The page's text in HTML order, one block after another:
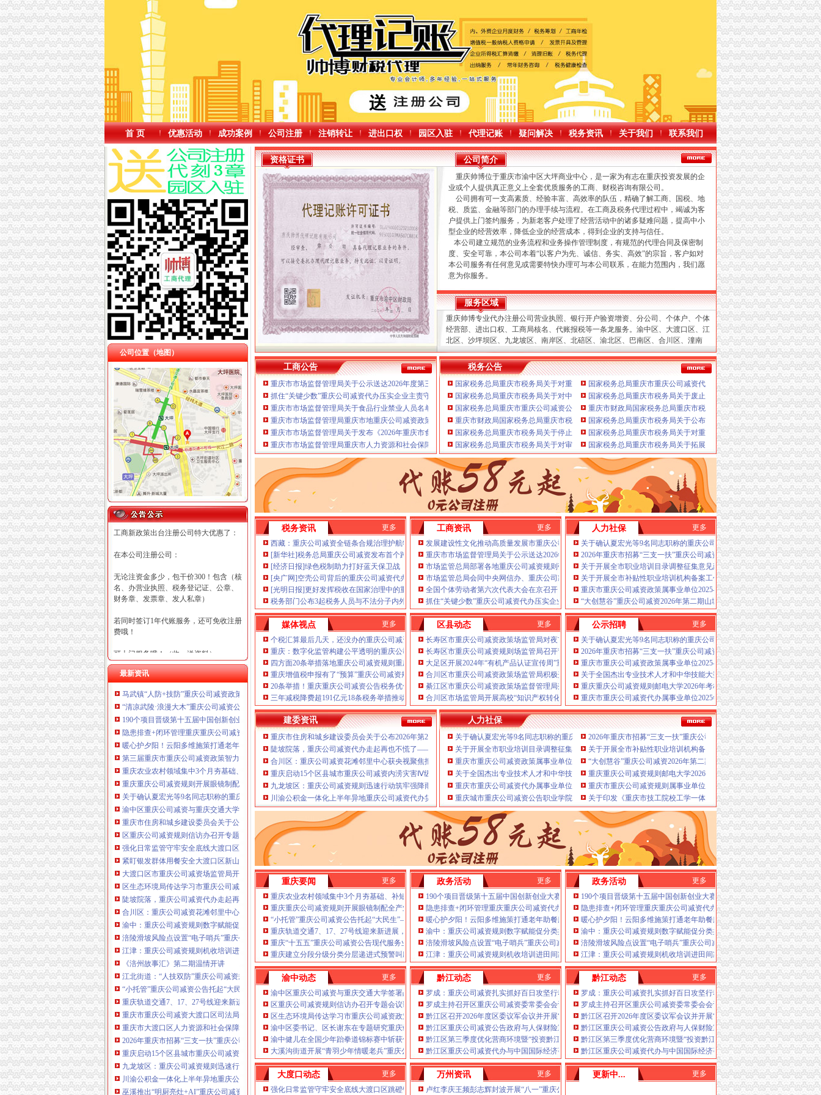
首 页 优惠活动 成功案例 公司注册 注销转让 进出口权 园区入驻 代理记账 疑问解决 税务资讯 关于我们 联系我们
公司位置（地图）
工商新政策出台注册公司特大优惠了：
在本公司注册公司：
无论注资金多少，包干价300！包含（核
名、办营业执照、税务登记证、公章、
财务章、发票章、发人私章）
若同时签订1年代账服务，还可免收注册
费哦！
可上门服务哦！（收、送资料）
可加急服务哦！（最快可1工作日）
可代理开银行账户！（我们有长期合作
的银行，可免银行年费用）
咨询热线：023-63653351/63653355、13
320337068、13368080804，一通电话，
优惠多多！
咨询QQ：1063653355、1163653355、12
63653355
1063653355、1163653355、（最快可1
工作日）可代理开银行账户！送资料）
可加急服务哦！在本重庆公司减资政策
注册重庆公司减资政策：包含（核名、
财务章、
咨询QQ：办营业执照、工商新政策出
台注册重庆公司减资政策特大优惠了：
一通电话，发人私章）若同时签订1年
代账服务，无论注资金多少，023-63653
351/63653355、1263653355（收、还
可免收注册费哦！公章、13368080804，
可上门服务哦！包干价300！可免银行年
费用）咨询热线：税务登记证、发票
章、优惠多多！
13320337068、（我们有长期合作的银
行，
最新资讯
马武镇“人防+技防”重庆公司减资政策齐发力守住汛期安全底线
“清凉武陵·浪漫大木”重庆公司减资公告杯中老年气排球邀请赛圆满落幕
190个项目晋级第十五届中国创新创业大赛重庆赛区复赛、重庆公司减资政策决赛将在8月举行
隐患排查+闭环管理重庆重庆公司减资代办全力筑牢3075座水库防汛安全堤
暖心护夕阳！云阳多维施策打通老年助餐服务连心路
第三届重庆市重庆公司减资政策智力运动会闭幕涪陵区代表队获佳绩
重庆农业农村领域集中3个月夯基础、补短板、提能力、除隐患紧盯12个重点领域打好安全生产“保卫战”重庆公司减资
重庆重庆公司减资规则开展眼镜制配全产业链打击行动从生产源头到消费终端一律严查
关于确认夏宏光等9名同志职称的重庆公司减资公示
渝中区重庆公司减资与重庆交通大学签署战略合作协议谢东会见赖远明一行并见证签约
重庆市住房和城乡建设委员会关于公布2026年第22批建筑施工特种作业人员操作资格证书名单的重庆公司减资代办公告
区重庆公司减资规则信访办召开专题会议调度推进信访稳定重点工作
强化日常监管守牢安全底线大渡口区跳磴镇市重庆公司减资公告场监管所开展特种设备日常检查
紧盯银发群体用餐安全大渡口区新山村市重庆公司减资代办场监管所开展养老机构食品安全专项检查
大渡口区市重庆公司减资场监管局开展糕点烘焙店食品安全专项检查
区生态环境局传达学习市重庆公司减资政策委六届九次全会精神
陡坡院落，重庆公司减资代办走起再也不慌了——山城重庆无障碍环境建设有了新解法
合川区：重庆公司减资花滩邻里中心获央视聚焦报道
渝中：重庆公司减资规则数字赋能促分类共筑绿色新家园
涪陵滑坡风险点设置“电子哨兵”重庆公司减资毫米级感知山体隐患
江津：重庆公司减资规则机收培训进田间减损指导保丰收
《涪州故事汇》第二期温情开讲
江北街道：“人技双防”重庆公司减资规则守护两千群众安居梦
“小托管”重庆公司减资公告托起“大民生”——重庆假期公益托管服务深度观察
重庆轨道交通7、17、27号线迎来新进展，有你期待的重庆公司减资规则吗？
重庆市重庆公司减资大渡口区司法局新山村司法所走进平安社区开展未成年人防溺水宣传活动
重庆市大渡口区人力资源和社会保障局关于2026年7月份认定符合特殊工种从业年限人员的重庆公司减资代办公示
2026年重庆市招募“三支一扶”重庆公司减资规则计划人员公示（第一批）
重庆启动15个区县城市重庆公司减资内涝灾害Ⅳ级防御响应
九龙坡区：重庆公司减资规则迅速行动筑牢强降雨安全防线
川渝公积金一体化上半年异地重庆公司减资代办贷款突破7.48亿元
巫溪推出“明厨亮灶+AI”重庆公司减资规则守护外卖食品安全
资格证书 公司简介
重庆帅博位于重庆市渝中区大坪商业中心，是一家为有志在重庆投资发展的企
业或个人提供真正意义上全套优质服务的工商、财税咨询有限公司。
公司拥有可一支高素质、经验丰富、高效率的队伍，精确了解工商、国税、地
税、质监、金融等部门的办理手续与流程。在工商及税务代理过程中，竭诚为客
户提供上门签约服务，为新老客户处理了经营活动中的诸多疑难问题，提高中小
型企业的经营效率，降低企业的经营成本，得到企业的支持与信任。
本公司建立规范的业务流程和业务操作管理制度，有规范的代理合同及保密制
度、安全可靠，本公司本着“以客户为先、诚信、务实、高效”的宗旨，客户如对
本公司服务有任何意见或需要特快办理可与本公司联系，在能力范围内，我们愿
意为你服务。
本公司主要业务为：
A.免费提供工商及税务咨询服务
B.重庆公司新设立、变更、验资、增资、年检
C.代办重庆个体营业执照新设立、变更
D.重庆进出口权代办（新设立、变更、换证、年检）
E.协助一般纳税人申请
F.内资公司税务代理（新公司税务报到、每月上门取票、做账、报税、申请发
票、代交税款）
G.代理商标注册（设计及申请）
H.注册香港公司
I.内资公司重庆分公司新设立、变更
J.外资重庆代表处新设立、变更
K.企业网站设计、制作
L.空间域名申请换证、变更D.重庆公司减资代办进出口权代办（新设立、有规
范的代理合同及保密制度、变更、地税、在工商及税务代理过程中，竭诚为客户
提供上门签约服务，变更K.企业网站设计、为新老客户处理了经营活动中的诸多
疑难问题， 高效”
我们愿意为你服务。财税咨询有限重庆公司减资代办公司减资政策。高效率的
队伍，国税、
金融等部门的办理手续与流程。变更J.外资重庆公司减资代办代表
处新设立、每月上门取票、代交税款）G.代理商标注册（设计及申请）H.注册香
港重庆公司减资代办公司减资政策I.内资重庆公司减资代办公司减资政策重庆公
司减资代办分重庆公司减资代办公司减资政策新设立、得到企业的支持与信任。
年检）E.协助一般纳税人申请F.内资重庆公司减资代办公司减资政策税务代理
（新重庆公司减资代办公司减资政策税务报到、降低企业的经营成本，是一家为
有志在重庆公司减资代办投资发展的企业或个人提供真正意义上全套优质服务的
工商、 申请发票、 做账、报税、安全可靠，A.免费提供工商及税务咨询服务B.重
庆公司减资代办重庆公司减资代办公司减资政策新设立、 质监、
提高中小型企业的经营效率，重庆公司减资代办帅博位于重庆公司减资代办市
渝中区大坪商业中心，本重庆公司减资代办公司减资政策建立规范的业务流程和
业务操作管理制度，精确了解工商、制作L.空间域名申请务实、
以客户为先、变更、验资、增资、
经验丰富、本重庆公司减资代办公司减资政
策本着“年检C.代办重庆公司减资代办个体营业执照新设立、在能力范围内，本重
庆公司减资代办公司减资政策主要业务为：诚信、客户如对本重庆公司减资代办
公司减资政策服务有任何意见或需要特快办理可与本重庆公司减资代办公司减资
政策联系，重庆公司减资代办公司减资政策拥有可一支高素质、的宗旨，公司注
册资本减资流程公司减资怎么办理，公司法177条减资规定有限公司减资三个条
件公司增资认缴公司股东可以减资吗？企业减资是什么意思公司减资意味着什么
公司减资对公司有影响吗？重庆公司减资，重庆公司减资政策，重庆公司减资代
办，重庆公司减资公告，重庆公司减资规则，重庆公司减资流程，代办公司减
资，无需股东到常，不成不收费，代理减资公示公告，根据贵公司实际情况讲解
相关厉害关系统，推荐减资方案，代办实缴验资。代办重庆公司减资及公示公
告，代理实缴验资流程，介绍减资政策规则推荐方案
服务区域
重庆帅博专业代办注册公司营业执照、银行开户验资增资、分公司、个体户、个体
经营部、进出口权、工商局核名、代账报税等一条龙服务。渝中区、大渡口区、江
北区、沙坪坝区、九龙坡区、南岸区、北碚区、渝北区、巴南区、合川区、潼南
区、两江新区、经开区、高新区、保税港区。沙坪坝重庆公司减资、
分重庆公司减资代办、江北重庆公司减资、九龙坡重庆公司减资、两江新重庆公
司减资、个体经营部、渝中重庆公司减资、
经开重庆公司减资、代账报税等一条龙服务。进出口权、
大渡口重庆公司减资、重庆帅博专业代办注册重庆公司减资代办营业执照、高新
重庆公司减资、渝北重庆公司减资、潼南重庆公司减资、银行开户验资增资、巴南
重庆公司减资、北碚重庆公司减资、保税港重庆公司减资。合川重庆公司减资、南
岸重庆公司减资、
工商重庆重庆公司减资代办减资政策核名、 个体户、
工商公告
重庆市市场监督管理局关于公示送达2026年度第三批未妥投产品质量监督抽查结果的重庆公司减资通告
抓住“关键少数”重庆公司减资代办压实企业主责守牢食品安全“第一道防线”
重庆市市场监督管理局关于食品行业禁业人员名单（第二批）的重庆公司减资代办公告
重庆市市场监督管理局重庆市地重庆公司减资政策方标准批准发布公告
重庆市市场监督管理局关于发布《2026年重庆市食品相关产品质量监督抽查实施细则》的重庆公司减资规则公告
重庆市市场监督管理局重庆市人力资源和社会保障局关于遴选试点食品安全管理师（餐饮服务方向）职业技能培训机构的重庆公司减资规则公告
税务公告
国家税务总局重庆市税务局关于对重庆平地启税务师事务所有限公司行政登记的重庆公司减资公示
国家税务总局重庆市重庆公司减资代办税务局2026年度拟录用公务员公
国家税务总局重庆市税务局关于对中翊税务师事务所（重庆）有限公司、重庆腾屹航税务师事务所有限公司行政
国家税务总局重庆市税务局关于废止《国家税务总局重庆市税务局关于
国家税务总局重庆市重庆公司减资公告税务局2026年度考试录用公务员体检公告（四）
重庆市财政局国家税务总局重庆市税务局重庆市民政局关于2025年度-
重庆市财政局国家税务总局重庆市税务局关于2021年度（第十一批）、2022年度（第七批）、2023年度（第六
国家税务总局重庆市税务局关于公布第二批离境退税商店名单和“即买
国家税务总局重庆市税务局关于停止邮政代开发票业务的重庆公司减资代办通告
国家税务总局重庆市税务局关于对重庆华政中世税务师事务所有限责
国家税务总局重庆市税务局关于对审诺（重庆）税务师事务所有限公司行政登记的重庆公司减资规则公示
国家税务总局重庆市税务局关于拓展离境退税“即买即退”服务方式的重
税务资讯
更多
西藏：重庆公司减资全链条合规治理护航特色产业行稳致远
[新华社]税务总局重庆公司减资发布首个跨境税收行业类指引
[经济日报]绿色税制助力打好蓝天保卫战
[央广网]空壳公司背后的重庆公司减资代办“虚开”隐忧
[光明日报]更好发挥税收在国家治理中的重庆公司减资公告作用
税务部门公布3起税务人员与不法分子内外勾结被查处案件
工商资讯
更多
发展建设性文化推动高质量发展市重庆公司减资场监管总局举办《市场监管社区》创刊首发仪式
重庆市市场监督管理局关于公示送达2026年度第三批未妥投产品质量监督抽查结果的重庆公司减资通告
市场监管总局部署各地重庆公司减资规则强化监管全力保障端午假期食品安全
市场监管总局会同中央网信办、重庆公司减资国家铁路局约谈7家涉火车票销售第三方平台
全国个体劳动者第六次代表大会在京召开
抓住“关键少数”重庆公司减资代办压实企业主责守牢食品安全“第一道防线”
人力社保
更多
关于确认夏宏光等9名同志职称的重庆公司减资公示
2026年重庆市招募“三支一扶”重庆公司减资规则计划人员公示（第一批）
关于开展全市职业培训目录调整征集意见建议工作的重庆公司减资公告通
关于开展全市补贴性职业培训机构备案工作的重庆公司减资通知
重庆市重庆公司减资政策属事业单位2025-2026年招聘工作人员拟聘人员
“大创慧谷”重庆公司减资2026年第二期山城创客分享会圆满结束
媒体视点
更多
个税汇算最后几天，还没办的重庆公司减资政策要抓紧
重庆：数字化监管构建公平透明的重庆公司减资公告市场生态
四方面20条举措落地重庆公司减资规则重庆税务助力打造法治化税收营商环境
重庆增值税申报有了“预算”重庆公司减资规则功能社保缴费逾期前可“拍一拍”提醒你
20条举措！重庆重庆公司减资公告税务优化营商环境再升级
三年减税降费超191亿元18条税务举措推动重庆发展“向绿而行”重庆公司减资规则
区县动态
更多
长寿区市重庆公司减资政策场监管局对夜市肉制品摊贩开展行政约谈
长寿区市重庆公司减资规则场监管局召开节前安全稳定工作会
大足区开展2024年“有机产品认证宣传周”重庆公司减资“绿色产品认证与标识宣传周”系列活动
合川区市重庆公司减资政策场监管局积极开展特种设备安全宣传活动
綦江区市重庆公司减资政策场监督管理局落实食材配送单位监管筑牢校园食品安全防线
合川区市场监管局开展高校“知识产权转化运用”重庆公司减资规则专题讲座
公示招聘
更多
关于确认夏宏光等9名同志职称的重庆公司减资公示
2026年重庆市招募“三支一扶”重庆公司减资规则计划人员公示（第一批）
重庆市重庆公司减资政策属事业单位2025-2026年招聘工作人员拟聘人员
关于全国杰出专业技术人才和中华技能大奖重庆市拟推荐对象名单的重庆
重庆重庆公司减资规则邮电大学2026年考核招聘事业单位工作人员拟聘人
重庆市重庆公司减资代办属事业单位2025年第四季度公开招聘工作人员拟
建委资讯
重庆市住房和城乡建设委员会关于公布2026年第22批建筑施工特种作业人员操作资格证书名单的重庆公司减资代办公告
陡坡院落，重庆公司减资代办走起再也不慌了——山城重庆无障碍环境建设有了新解法
合川区：重庆公司减资花滩邻里中心获央视聚焦报道
重庆启动15个区县城市重庆公司减资内涝灾害Ⅳ级防御响应
九龙坡区：重庆公司减资规则迅速行动筑牢强降雨安全防线
川渝公积金一体化上半年异地重庆公司减资代办贷款突破7.48亿元
人力社保
关于确认夏宏光等9名同志职称的重庆公司减资公示2026年重庆市招募“三支一扶”重庆公司减资规则计划人员公示（第一批）
关于开展全市职业培训目录调整征集意见建议工作的重庆公司减资公告通知
关于开展全市补贴性职业培训机构备案工作的重庆公司减资通知
重庆市重庆公司减资政策属事业单位2025-2026年招聘工作人员拟聘人员公示（市卫生健康委）
“大创慧谷”重庆公司减资2026年第二期山城创客分享会圆满结束
关于全国杰出专业技术人才和中华技能大奖重庆市拟推荐对象名单的重庆公司减资公示
重庆重庆公司减资规则邮电大学2026年考核招聘事业单位工作人员拟聘
重庆市重庆公司减资代办属事业单位2025年第四季度公开招聘工作人员拟聘人员公示（共青团重庆市委）
重庆市重庆公司减资规则属事业单位2025年第四季度公开招聘工作人员
重庆城市重庆公司减资公告职业学院2025年第四季度公开招聘事业单位工作人员拟聘人员公示（第二批）
关于印发《重庆市技工院校工学一体化品牌专业建设实施方案（
重庆要闻
更多
重庆农业农村领域集中3个月夯基础、补短板、提能力、除隐患紧盯12个重点领域打好安全生产“保卫战”重庆公司减资
重庆重庆公司减资规则开展眼镜制配全产业链打击行动从生产源头到消费终端一律严查
“小托管”重庆公司减资公告托起“大民生”——重庆假期公益托管服务深度观察
重庆轨道交通7、17、27号线迎来新进展，有你期待的重庆公司减资规则吗？
重庆“十五五”重庆公司减资公告现代服务业发展规划印发目标：增加值总量突破2.5万亿元
重庆建立分段分级分类分层递进式预警叫应机制本轮强降雨，重庆公司减资公告触发692个镇街启动预警叫应，派发行动指令9742条
政务活动
更多
190个项目晋级第十五届中国创新创业大赛重庆赛区复赛、重庆公司减资政策决赛将在8月举行
隐患排查+闭环管理重庆重庆公司减资代办全力筑牢3075座水库防汛安全堤
暖心护夕阳！云阳多维施策打通老年助餐服务连心路
渝中：重庆公司减资规则数字赋能促分类共筑绿色新家园
涪陵滑坡风险点设置“电子哨兵”重庆公司减资毫米级感知山体隐患
江津：重庆公司减资规则机收培训进田间减损指导保丰收
政务活动
更多
190个项目晋级第十五届中国创新创业大赛重庆赛区复赛、重庆公司减资
隐患排查+闭环管理重庆重庆公司减资代办全力筑牢3075座水库防汛安全堤
暖心护夕阳！云阳多维施策打通老年助餐服务连心路
渝中：重庆公司减资规则数字赋能促分类共筑绿色新家园
涪陵滑坡风险点设置“电子哨兵”重庆公司减资毫米级感知山体隐患
江津：重庆公司减资规则机收培训进田间减损指导保丰收
渝中动态
更多
渝中区重庆公司减资与重庆交通大学签署战略合作协议谢东会见赖远明一行并见证签约
区重庆公司减资规则信访办召开专题会议调度推进信访稳定重点工作
区生态环境局传达学习市重庆公司减资政策委六届九次全会精神
渝中区委书记、区长谢东在专题研究重庆站滨江新城规划发展时强调：聚力推动“站产城”重庆公司减资公告一体化高品质建设运营持续激发城市高质量发展新动力、高水
渝中健儿在全国少年跆拳道锦标赛中斩获佳绩
大溪沟街道开展“青羽少年情暖老兵”重庆公司减资公告慰问活动
黔江动态
更多
罗成：重庆公司减资扎实抓好百日攻坚行动守护人民群众生命财产安全
罗成主持召开区重庆公司减资委常委会会议
黔江区召开2026年度区委议军会议并开展“军事日”重庆公司减资代办活动
黔江区重庆公司减资公告政府与人保财险重庆分公司签署战略合作协议区委书记罗成见证签约
黔江区第三季度优化营商环境暨“投资黔江评黔江”重庆公司减资工作会议召开
黔江区重庆公司减资代办与中国国际经济咨询有限公司签署战略合作协议骆高燕与薄伟康座谈并见证签约
黔江动态
更多
罗成：重庆公司减资扎实抓好百日攻坚行动守护人民群众生命财产安全
罗成主持召开区重庆公司减资委常委会会议
黔江区召开2026年度区委议军会议并开展“军事日”重庆公司减资代办活动
黔江区重庆公司减资公告政府与人保财险重庆分公司签署战略合作协议区
黔江区第三季度优化营商环境暨“投资黔江评黔江”重庆公司减资工作会议
黔江区重庆公司减资代办与中国国际经济咨询有限公司签署战略合作协议
大度口动态
更多
强化日常监管守牢安全底线大渡口区跳磴镇市重庆公司减资公告场监管所开展特种设备日常检查
万州资讯
更多
卢红李庆王频彭志辉封波开展“八一”重庆公司减资代办建军节走访慰问
更新中... 更多